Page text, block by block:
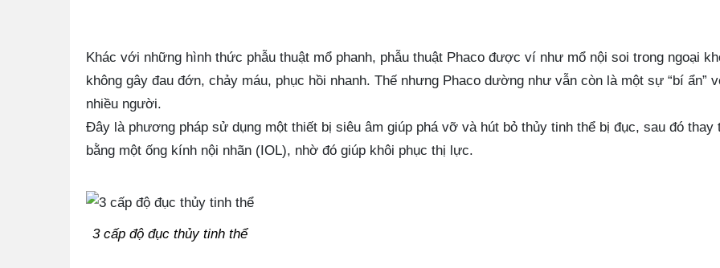
Khác với những hình thức phẫu thuật mổ phanh, phẫu thuật Phaco được ví như mổ nội soi trong ngoại
không gây đau đớn, chảy máu, phục hồi nhanh. Thế nhưng Phaco dường như vẫn còn là một sự “bí ẩn”
nhiều người.
Đây là phương pháp sử dụng một thiết bị siêu âm giúp phá vỡ và hút bỏ thủy tinh thể bị đục, sau đó thay
bằng một ống kính nội nhãn (IOL), nhờ đó giúp khôi phục thị lực.
3 cấp độ đục thủy tinh thể